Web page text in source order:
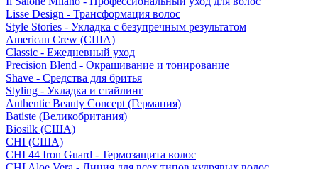
Lisse Design - Трансформация волос
Style Stories - Укладка с безупречным результатом
American Crew (США)
Classic - Ежедневный уход
Precision Blend - Окрашивание и тонирование
Shave - Средства для бритья
Styling - Укладка и стайлинг
Authentic Beauty Concept (Германия)
Batiste (Великобритания)
Biosilk (США)
CHI (США)
CHI 44 Iron Guard - Термозащита волос